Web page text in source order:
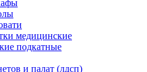
медицинские
подкатные
и палат (лдсп)